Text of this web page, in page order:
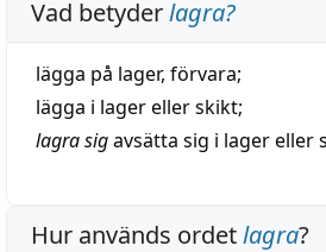
Vad betyderlagra?
lägga på lager, förvara;
lägga i lagerellerskikt;
lagra sigavsätta sig i lagereller
Hur används ordetlagra?